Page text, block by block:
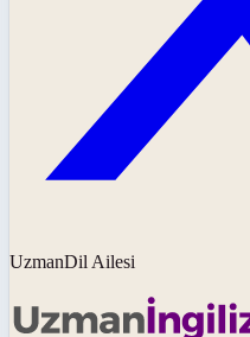
UzmanDil Ailesi